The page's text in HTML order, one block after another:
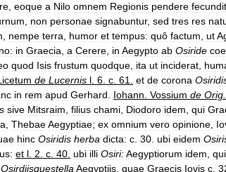
eoque a Nilo omnem Regionis pendere
non personae signabuntur, sed tres res
nempe terra humor et tempus: quô factum ut
in Graecia a Cerere in Aegypto ab Osiride
quod Isis frustum quodque ita ut inciderat
de Lucernis l 6 c 61 et de corona
in rem apud Gerhard Iohann Vossium de Orig
sive Mitsraim filius chami Diodoro idem qui
ThebaeAegyptiae; ex omnium vero opinione
hinc Osiridis herba dicta: c 30 ubi eidem
et l 2 c 40 ubi illi Osiri:Aegyptiorum idem qui
Osirdiisquestella Aegyptiis quae Graecis Iovis c